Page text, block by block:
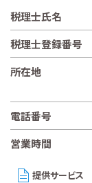
税理士氏名
税理士登録番号
所在地
電話番号
営業時間
提供サービス